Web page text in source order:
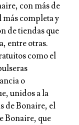
con más de
completa y
de tiendas que
entre otras.
como el
o
unidos a la
de Bonaire, el
Bonaire, que